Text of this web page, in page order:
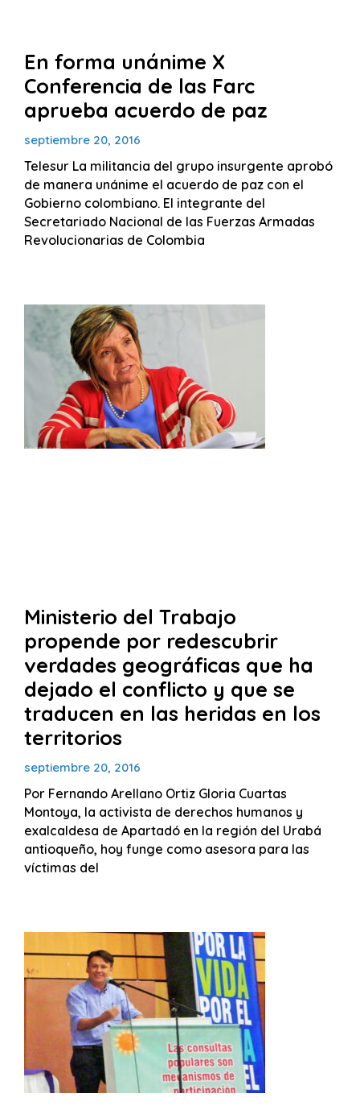
En forma unánime X
Conferencia de las Farc
aprueba acuerdo de paz
septiembre 20, 2016
Telesur La militancia del grupo insurgente aprobó
de manera unánime el acuerdo de paz con el
Gobierno colombiano. El integrante del
Secretariado Nacional de las Fuerzas Armadas
Revolucionarias de Colombia
Ministerio del Trabajo
propende por redescubrir
verdades geográficas que ha
dejado el conflicto y que se
traducen en las heridas en los
territorios
septiembre 20, 2016
Por Fernando Arellano Ortiz Gloria Cuartas
Montoya, la activista de derechos humanos y
exalcaldesa de Apartadó en la región del Urabá
antioqueño, hoy funge como asesora para las
víctimas del